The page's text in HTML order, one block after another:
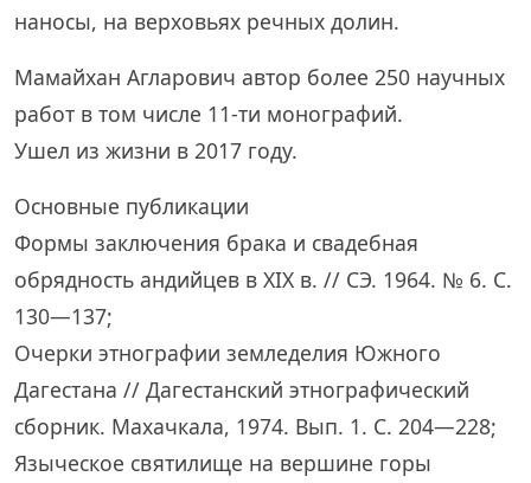
наносы, на верховьях речных долин.
Мамайхан Агларович автор более 250 научных
работ в том числе 11-ти монографий.
Ушел из жизни в 2017 году.
Основные публикации
Формы заключения брака и свадебная
обрядность андийцев в XIX в. // СЭ. 1964. № 6. С.
130—137;
Очерки этнографии земледелия Южного
Дагестана // Дагестанский этнографический
сборник. Махачкала, 1974. Вып. 1. С. 204—228;
Языческое святилище на вершине горы